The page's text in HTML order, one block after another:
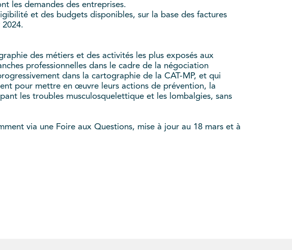
les demandes des entreprises.
et des budgets disponibles, sur la base des factures
2024.
des métiers et des activités les plus exposés aux
professionnelles dans le cadre de la négociation
dans la cartographie de la CAT-MP, et qui
pour mettre en œuvre leurs actions de prévention, la
les troubles musculosquelettique et les lombalgies, sans
via une Foire aux Questions, mise à jour au 18 mars et à